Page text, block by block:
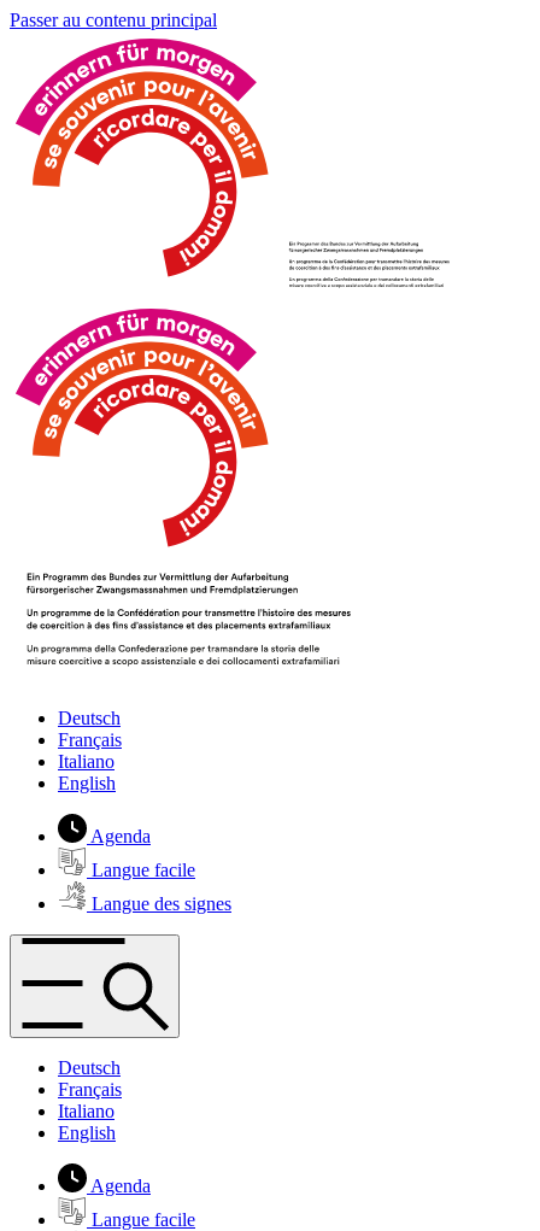
Passer au contenu principal
Deutsch
Français
Italiano
English
Agenda
Langue facile
Langue des signes
Deutsch
Français
Italiano
English
Agenda
Langue facile